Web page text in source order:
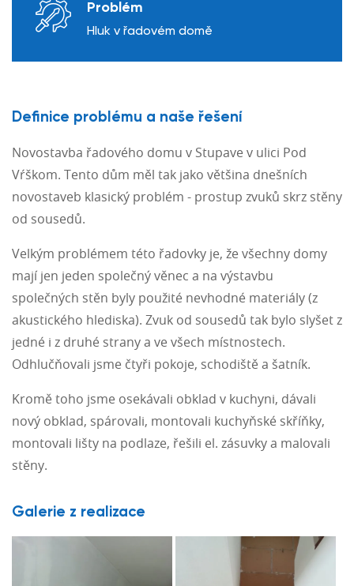
Problém
Hluk v řadovém domě
Definice problému a naše řešení
Novostavba řadového domu v Stupave v ulici Pod
Vŕškom. Tento dům měl tak jako většina dnešních
novostaveb klasický problém - prostup zvuků skrz stěny
od sousedů.
Velkým problémem této řadovky je, že všechny domy
mají jen jeden společný věnec a na výstavbu
společných stěn byly použité nevhodné materiály (z
akustického hlediska). Zvuk od sousedů tak bylo slyšet z
jedné i z druhé strany a ve všech místnostech.
Odhlučňovali jsme čtyři pokoje, schodiště a šatník.
Kromě toho jsme osekávali obklad v kuchyni, dávali
nový obklad, spárovali, montovali kuchyňské skříňky,
montovali lišty na podlaze, řešili el. zásuvky a malovali
stěny.
Galerie z realizace